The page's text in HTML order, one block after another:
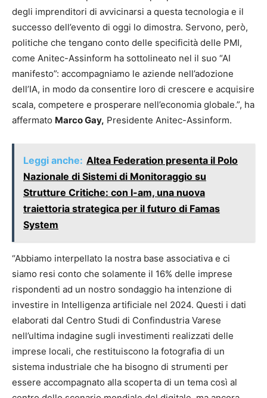
degli imprenditori di avvicinarsi a questa tecnologia e il
successo dell’evento di oggi lo dimostra. Servono, però,
politiche che tengano conto delle specificità delle PMI,
come Anitec-Assinform ha sottolineato nel il suo “AI
manifesto”: accompagniamo le aziende nell’adozione
dell’IA, in modo da consentire loro di crescere e acquisire
scala, competere e prosperare nell’economia globale.”, ha
affermato Marco Gay, Presidente Anitec-Assinform.
Leggi anche: Altea Federation presenta il Polo
Nazionale di Sistemi di Monitoraggio su
Strutture Critiche: con I-am, una nuova
traiettoria strategica per il futuro di Famas
System
“Abbiamo interpellato la nostra base associativa e ci
siamo resi conto che solamente il 16% delle imprese
rispondenti ad un nostro sondaggio ha intenzione di
investire in Intelligenza artificiale nel 2024. Questi i dati
elaborati dal Centro Studi di Confindustria Varese
nell’ultima indagine sugli investimenti realizzati delle
imprese locali, che restituiscono la fotografia di un
sistema industriale che ha bisogno di strumenti per
essere accompagnato alla scoperta di un tema così al